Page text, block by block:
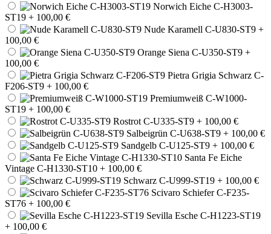
Norwich Eiche C-H3003-
ST19 + 100,00 €
Nude Karamell C-U830-ST9 +
100,00 €
Orange Siena C-U350-ST9 +
100,00 €
Pietra Grigia Schwarz C-
F206-ST9 + 100,00 €
Premiumweiß C-W1000-
ST19 + 100,00 €
Rostrot C-U335-ST9 + 100,00 €
Salbeigrün C-U638-ST9 + 100,00 €
Sandgelb C-U125-ST9 + 100,00 €
Santa Fe Eiche
Vintage C-H1330-ST10 + 100,00 €
Schwarz C-U999-ST19 + 100,00 €
Scivaro Schiefer C-F235-
ST76 + 100,00 €
Sevilla Esche C-H1223-ST19
+ 100,00 €